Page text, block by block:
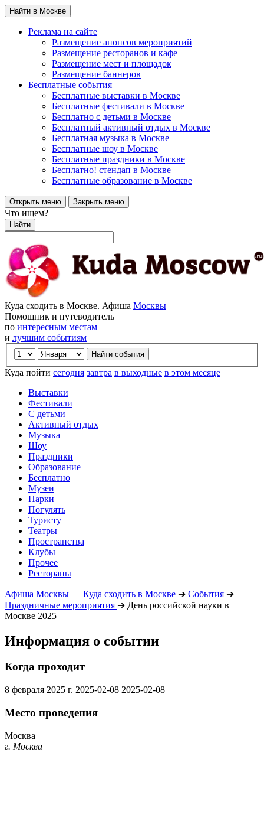
Найти в Москве
Реклама на сайте
Размещение анонсов мероприятий
Размещение ресторанов и кафе
Размещение мест и площадок
Размещение баннеров
Бесплатные события
Бесплатные выставки в Москве
Бесплатные фестивали в Москве
Бесплатно с детьми в Москве
Бесплатный активный отдых в Москве
Бесплатная музыка в Москве
Бесплатные шоу в Москве
Бесплатные праздники в Москве
Бесплатно! стендап в Москве
Бесплатные образование в Москве
Открыть меню Закрыть меню
Что ищем?
Найти
Куда сходить в Москве. Афиша Москвы
Помощник и путеводитель
по интересным местам
и лучшим событиям
Куда пойти сегодня завтра в выходные в этом месяце
Выставки
Фестивали
С детьми
Активный отдых
Музыка
Шоу
Праздники
Образование
Бесплатно
Музеи
Парки
Погулять
Туристу
Театры
Пространства
Клубы
Прочее
Рестораны
Афиша Москвы — Куда сходить в Москве ➔ События ➔
Праздничные мероприятия ➔ День российской науки в
Москве 2025
Информация о событии
Когда проходит
8 февраля 2025 г. 2025-02-08 2025-02-08
Место проведения
Москва
г. Москва